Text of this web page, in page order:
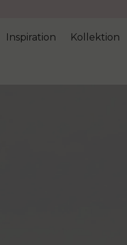
Inspiration Kollektion